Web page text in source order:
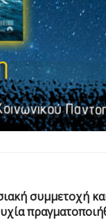
συμμετοχή